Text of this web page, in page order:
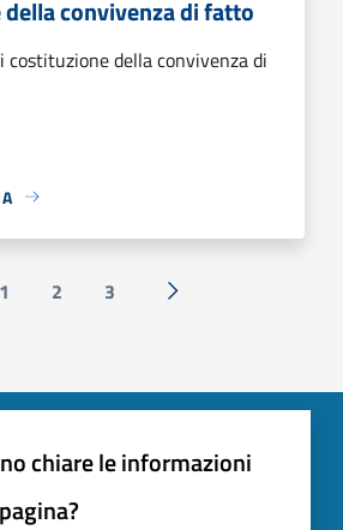
convivenza di fatto
costituzione della convivenza di
1 2 3 Successiva »
chiare le informazioni